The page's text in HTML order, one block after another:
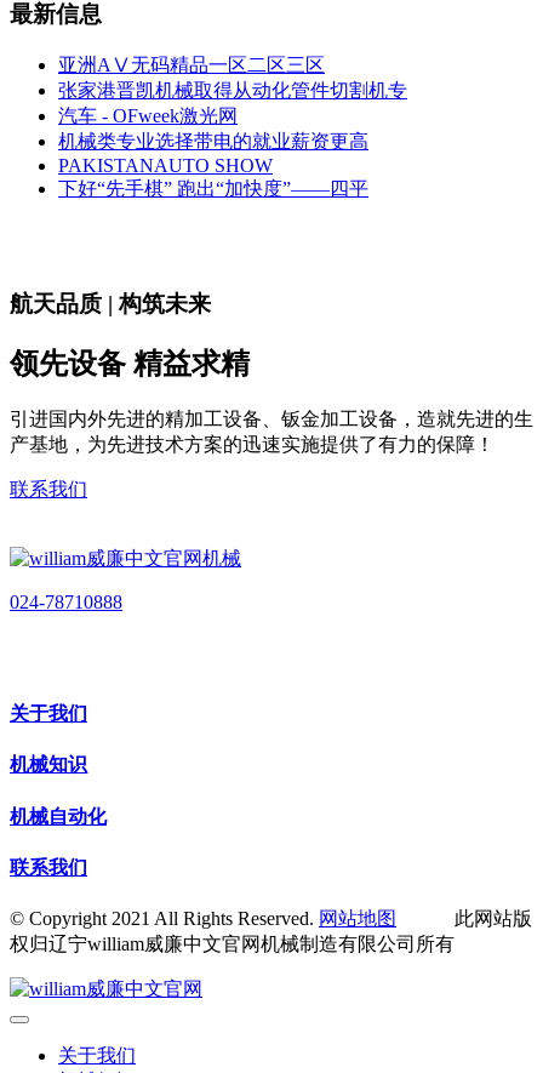
最新信息
亚洲AⅤ无码精品一区二区三区
张家港晋凯机械取得从动化管件切割机专
汽车 - OFweek激光网
机械类专业选择带电的就业薪资更高
PAKISTANAUTO SHOW
下好“先手棋” 跑出“加快度”——四平
航天品质 | 构筑未来
领先设备 精益求精
引进国内外先进的精加工设备、钣金加工设备，造就先进的生
产基地，为先进技术方案的迅速实施提供了有力的保障！
联系我们
024-78710888
关于我们
机械知识
机械自动化
联系我们
© Copyright 2021 All Rights Reserved. 网站地图
此网站版
权归辽宁william威廉中文官网机械制造有限公司所有
关于我们